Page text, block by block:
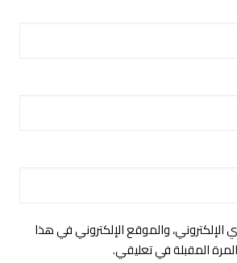
والموقع الإلكتروني في هذا
المقبلة في تعليقي.